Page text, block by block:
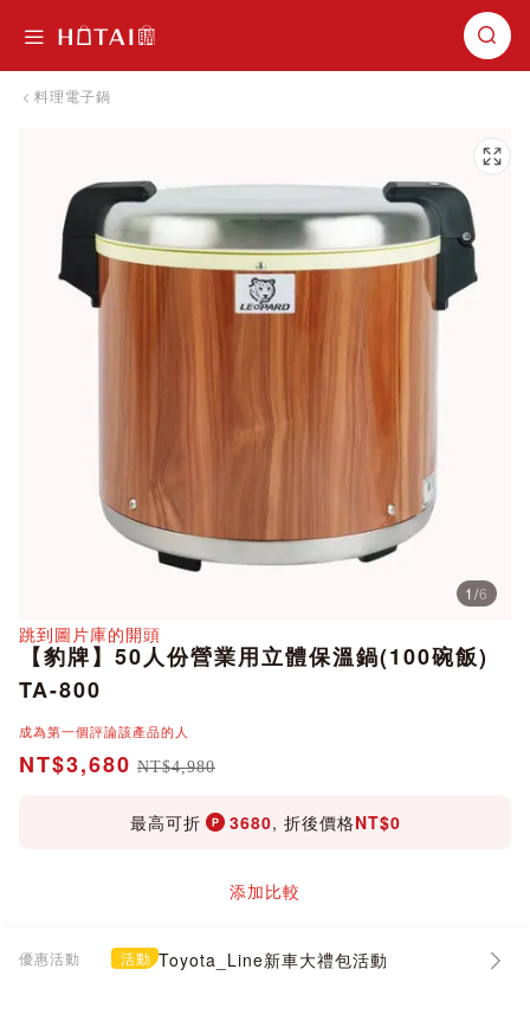
料理電子鍋
1 /6
跳到圖片庫的開頭
【豹牌】50人份營業用立體保溫鍋(100碗飯)
TA-800
成為第一個評論該產品的人
NT$3,680 NT$4,980
最高可折 3680, 折後價格NT$0
添加比較
優惠活動 活動 Toyota_Line新車大禮包活動